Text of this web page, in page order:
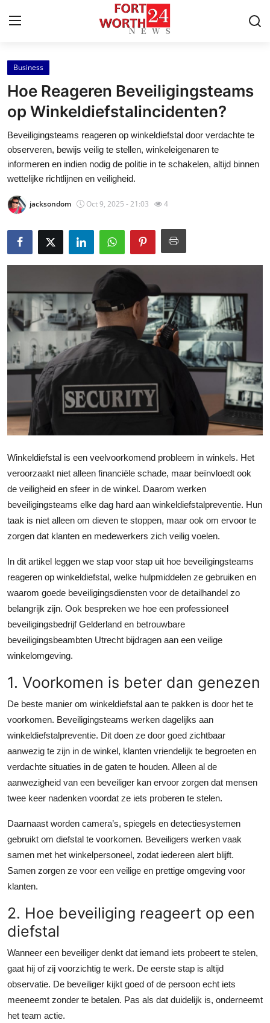
Home
Press Release
Contact
Privacy Policy
About
Health
Submit Press Release
Guest Posting
Crypto
Advertise with US
Business
Finance
Tech
Real Estate
General
How To
Support Number
Business
Hoe Reageren Beveiligingsteams
op Winkeldiefstalincidenten?
Beveiligingsteams reageren op winkeldiefstal door verdachte te
observeren, bewijs veilig te stellen, winkeleigenaren te
informeren en indien nodig de politie in te schakelen, altijd binnen
wettelijke richtlijnen en veiligheid.
jacksondom Oct 9, 2025 - 21:03 4
Winkeldiefstal is een veelvoorkomend probleem in winkels. Het
veroorzaakt niet alleen financiële schade, maar beïnvloedt ook
de veiligheid en sfeer in de winkel. Daarom werken
beveiligingsteams elke dag hard aan winkeldiefstalpreventie. Hun
taak is niet alleen om dieven te stoppen, maar ook om ervoor te
zorgen dat klanten en medewerkers zich veilig voelen.
In dit artikel leggen we stap voor stap uit hoe beveiligingsteams
reageren op winkeldiefstal, welke hulpmiddelen ze gebruiken en
waarom goede beveiligingsdiensten voor de detailhandel zo
belangrijk zijn. Ook bespreken we hoe een professioneel
beveiligingsbedrijf Gelderland en betrouwbare
beveiligingsbeambten Utrecht bijdragen aan een veilige
winkelomgeving.
1. Voorkomen is beter dan genezen
De beste manier om winkeldiefstal aan te pakken is door het te
voorkomen. Beveiligingsteams werken dagelijks aan
winkeldiefstalpreventie. Dit doen ze door goed zichtbaar
aanwezig te zijn in de winkel, klanten vriendelijk te begroeten en
verdachte situaties in de gaten te houden. Alleen al de
aanwezigheid van een beveiliger kan ervoor zorgen dat mensen
twee keer nadenken voordat ze iets proberen te stelen.
Daarnaast worden camera’s, spiegels en detectiesystemen
gebruikt om diefstal te voorkomen. Beveiligers werken vaak
samen met het winkelpersoneel, zodat iedereen alert blijft.
Samen zorgen ze voor een veilige en prettige omgeving voor
klanten.
2. Hoe beveiliging reageert op een
diefstal
Wanneer een beveiliger denkt dat iemand iets probeert te stelen,
gaat hij of zij voorzichtig te werk. De eerste stap is altijd
observatie. De beveiliger kijkt goed of de persoon echt iets
meeneemt zonder te betalen. Pas als dat duidelijk is, onderneemt
het team actie.